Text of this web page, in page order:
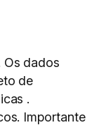
Os dados
de
.
Importante